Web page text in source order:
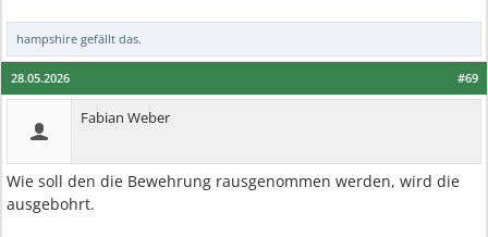
hampshire gefällt das.
#69
28.05.2026
Fabian Weber
Wie soll den die Bewehrung rausgenommen werden, wird die
ausgebohrt.